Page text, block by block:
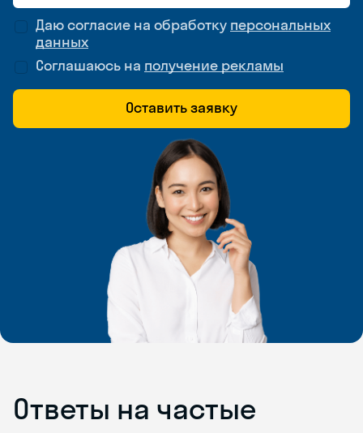
Даю согласие на обработку персональных
данных
Соглашаюсь на получение рекламы
Оставить заявку
Ответы на частые